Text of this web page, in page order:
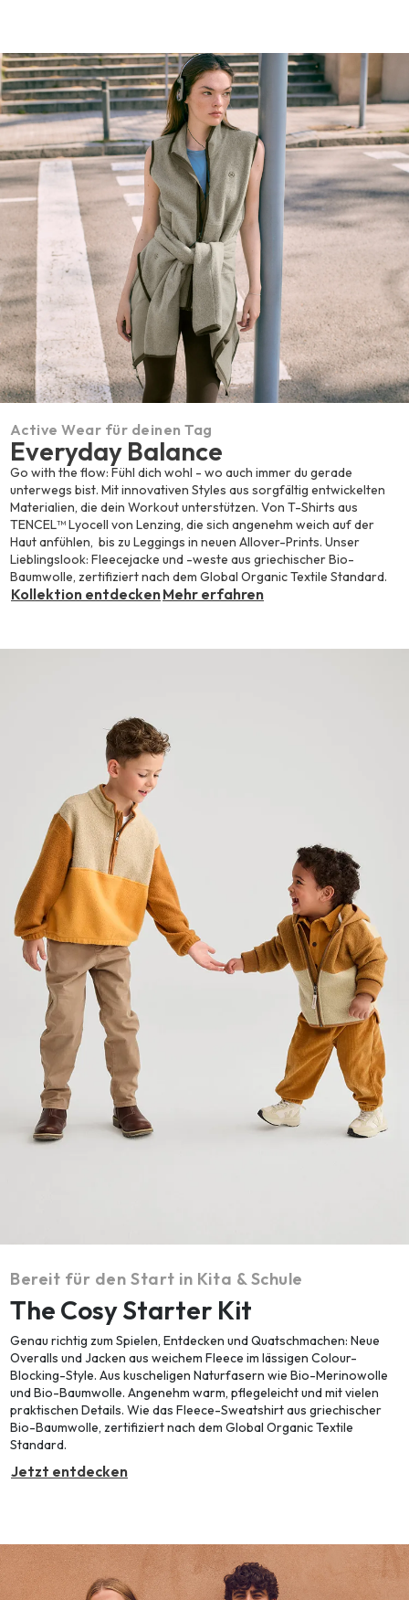
Active Wear für deinen Tag
Everyday Balance
Go with the flow: Fühl dich wohl - wo auch immer du gerade
unterwegs bist. Mit innovativen Styles aus sorgfältig entwickelten
Materialien, die dein Workout unterstützen. Von T-Shirts aus
TENCEL™ Lyocell von Lenzing, die sich angenehm weich auf der
Haut anfühlen, bis zu Leggings in neuen Allover-Prints. Unser
Lieblingslook: Fleecejacke und -weste aus griechischer Bio-
Baumwolle, zertifiziert nach dem Global Organic Textile Standard.
Kollektion entdeckenMehr erfahren
Bereit für den Start in Kita & Schule
The Cosy Starter Kit
Genau richtig zum Spielen, Entdecken und Quatschmachen: Neue
Overalls und Jacken aus weichem Fleece im lässigen Colour-
Blocking-Style. Aus kuscheligen Naturfasern wie Bio-Merinowolle
und Bio-Baumwolle. Angenehm warm, pflegeleicht und mit vielen
praktischen Details. Wie das Fleece-Sweatshirt aus griechischer
Bio-Baumwolle, zertifiziert nach dem Global Organic Textile
Standard.
Jetzt entdecken